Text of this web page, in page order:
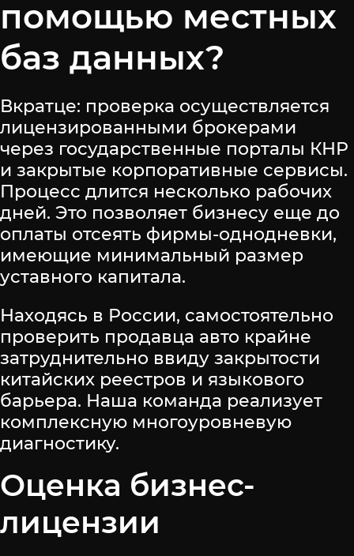
помощью местных
баз данных?
Вкратце: проверка осуществляется
лицензированными брокерами
через государственные порталы КНР
и закрытые корпоративные сервисы.
Процесс длится несколько рабочих
дней. Это позволяет бизнесу еще до
оплаты отсеять фирмы-однодневки,
имеющие минимальный размер
уставного капитала.
Находясь в России, самостоятельно
проверить продавца авто крайне
затруднительно ввиду закрытости
китайских реестров и языкового
барьера. Наша команда реализует
комплексную многоуровневую
диагностику.
Оценка бизнес-
лицензии